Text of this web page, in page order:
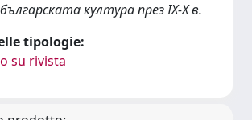
култура през IX-X в.
tipologie:
su rivista